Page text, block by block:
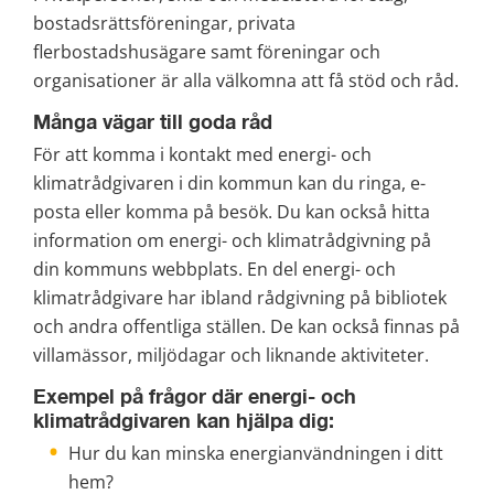
bostadsrättsföreningar, privata
flerbostadshusägare samt föreningar och
organisationer är alla välkomna att få stöd och råd.
Många vägar till goda råd
För att komma i kontakt med energi- och
klimatrådgivaren i din kommun kan du ringa, e-
posta eller komma på besök. Du kan också hitta
information om energi- och klimatrådgivning på
din kommuns webbplats. En del energi- och
klimatrådgivare har ibland rådgivning på bibliotek
och andra offentliga ställen. De kan också finnas på
villamässor, miljödagar och liknande aktiviteter.
Exempel på frågor där energi- och
klimatrådgivaren kan hjälpa dig:
Hur du kan minska energianvändningen i ditt
hem?